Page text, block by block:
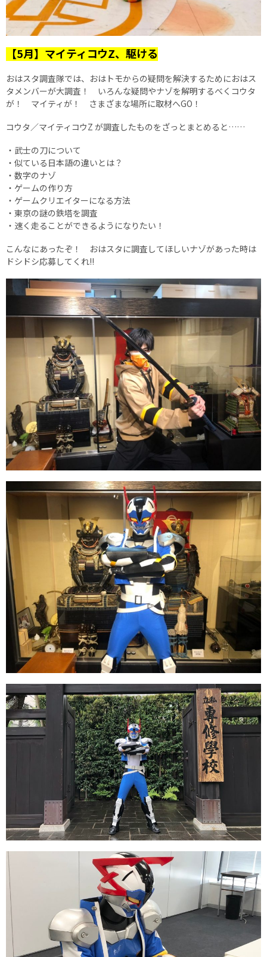
【5月】マイティコウZ、駆ける
おはスタ調査隊では、おはトモからの疑問を解決するためにおはス
タメンバーが大調査！ いろんな疑問やナゾを解明するべくコウタ
が！ マイティが！ さまざまな場所に取材へGO！
コウタ／マイティコウZ が調査したものをざっとまとめると……
・武士の刀について
・似ている日本語の違いとは？
・数字のナゾ
・ゲームの作り方
・ゲームクリエイターになる方法
・東京の謎の鉄塔を調査
・速く走ることができるようになりたい！
こんなにあったぞ！ おはスタに調査してほしいナゾがあった時は
ドシドシ応募してくれ!!